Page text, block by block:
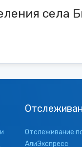
села
Отслеживание
АлиЭкспресс